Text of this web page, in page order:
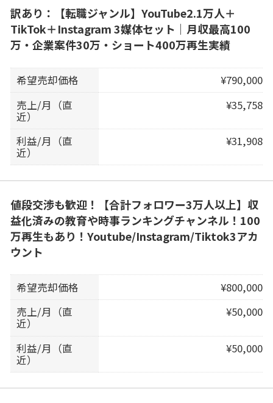
訳あり：【転職ジャンル】YouTube2.1万人＋
TikTok＋Instagram 3媒体セット｜月収最高100
万・企業案件30万・ショート400万再生実績
希望売却価格
¥790,000
売上/月（直
近）
¥35,758
利益/月（直
近）
¥31,908
値段交渉も歓迎！【合計フォロワー3万人以上】収
益化済みの教育や時事ランキングチャンネル！100
万再生もあり！Youtube/Instagram/Tiktok3アカ
ウント
希望売却価格
¥800,000
売上/月（直
近）
¥50,000
利益/月（直
近）
¥50,000